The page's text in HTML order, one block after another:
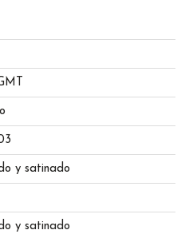
y satinado
y satinado